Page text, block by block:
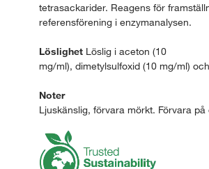
tetrasackarider. Reagens för
referensförening i enzymanalysen.
Löslighet Löslig i aceton (10
mg/ml), dimetylsulfoxid (10 mg/ml)
Noter
Ljuskänslig, förvara mörkt. Förvara